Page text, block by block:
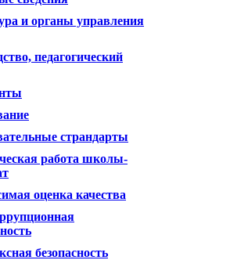
и органы управления
педагогический
страндарты
работа школы-
оценка качества
безопасность